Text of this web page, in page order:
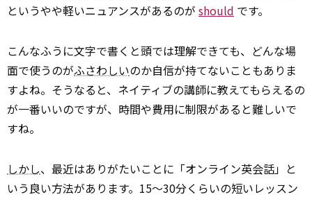
というやや軽いニュアンスがあるのが should です。
こんなふうに文字で書くと頭では理解できても、どんな場
面で使うのがふさわしいのか自信が持てないこともありま
すよね。そうなると、ネイティブの講師に教えてもらえるの
が一番いいのですが、時間や費用に制限があると難しいで
すね。
しかし、最近はありがたいことに「オンライン英会話」と
いう良い方法があります。15～30分くらいの短いレッスン